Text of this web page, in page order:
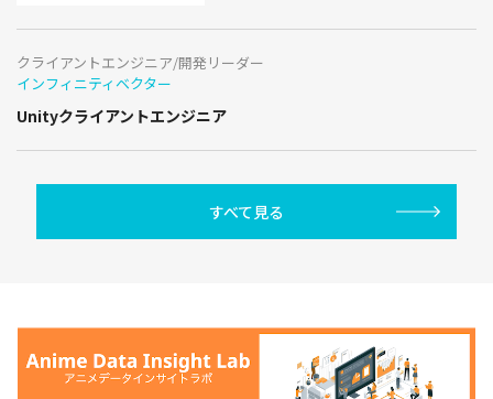
クライアントエンジニア/開発リーダー
インフィニティベクター
Unityクライアントエンジニア
すべて見る